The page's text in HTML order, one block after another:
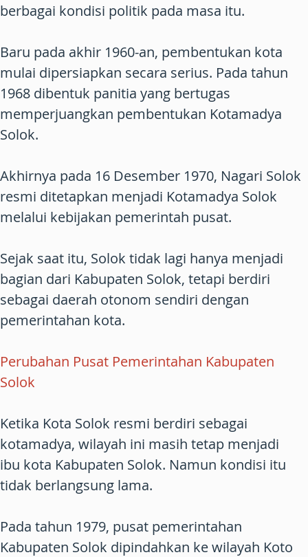
berbagai kondisi politik pada masa itu.
Baru pada akhir 1960-an, pembentukan kota
mulai dipersiapkan secara serius. Pada tahun
1968 dibentuk panitia yang bertugas
memperjuangkan pembentukan Kotamadya
Solok.
Akhirnya pada 16 Desember 1970, Nagari Solok
resmi ditetapkan menjadi Kotamadya Solok
melalui kebijakan pemerintah pusat.
Sejak saat itu, Solok tidak lagi hanya menjadi
bagian dari Kabupaten Solok, tetapi berdiri
sebagai daerah otonom sendiri dengan
pemerintahan kota.
Perubahan Pusat Pemerintahan Kabupaten
Solok
Ketika Kota Solok resmi berdiri sebagai
kotamadya, wilayah ini masih tetap menjadi
ibu kota Kabupaten Solok. Namun kondisi itu
tidak berlangsung lama.
Pada tahun 1979, pusat pemerintahan
Kabupaten Solok dipindahkan ke wilayah Koto